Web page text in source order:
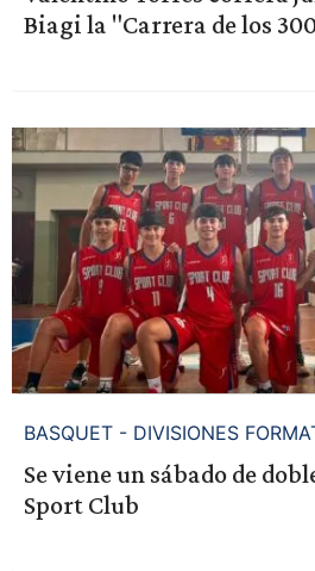
Biagi la "Carrera de los
BASQUET - DIVISIONES
Se viene un sábado de
Sport Club